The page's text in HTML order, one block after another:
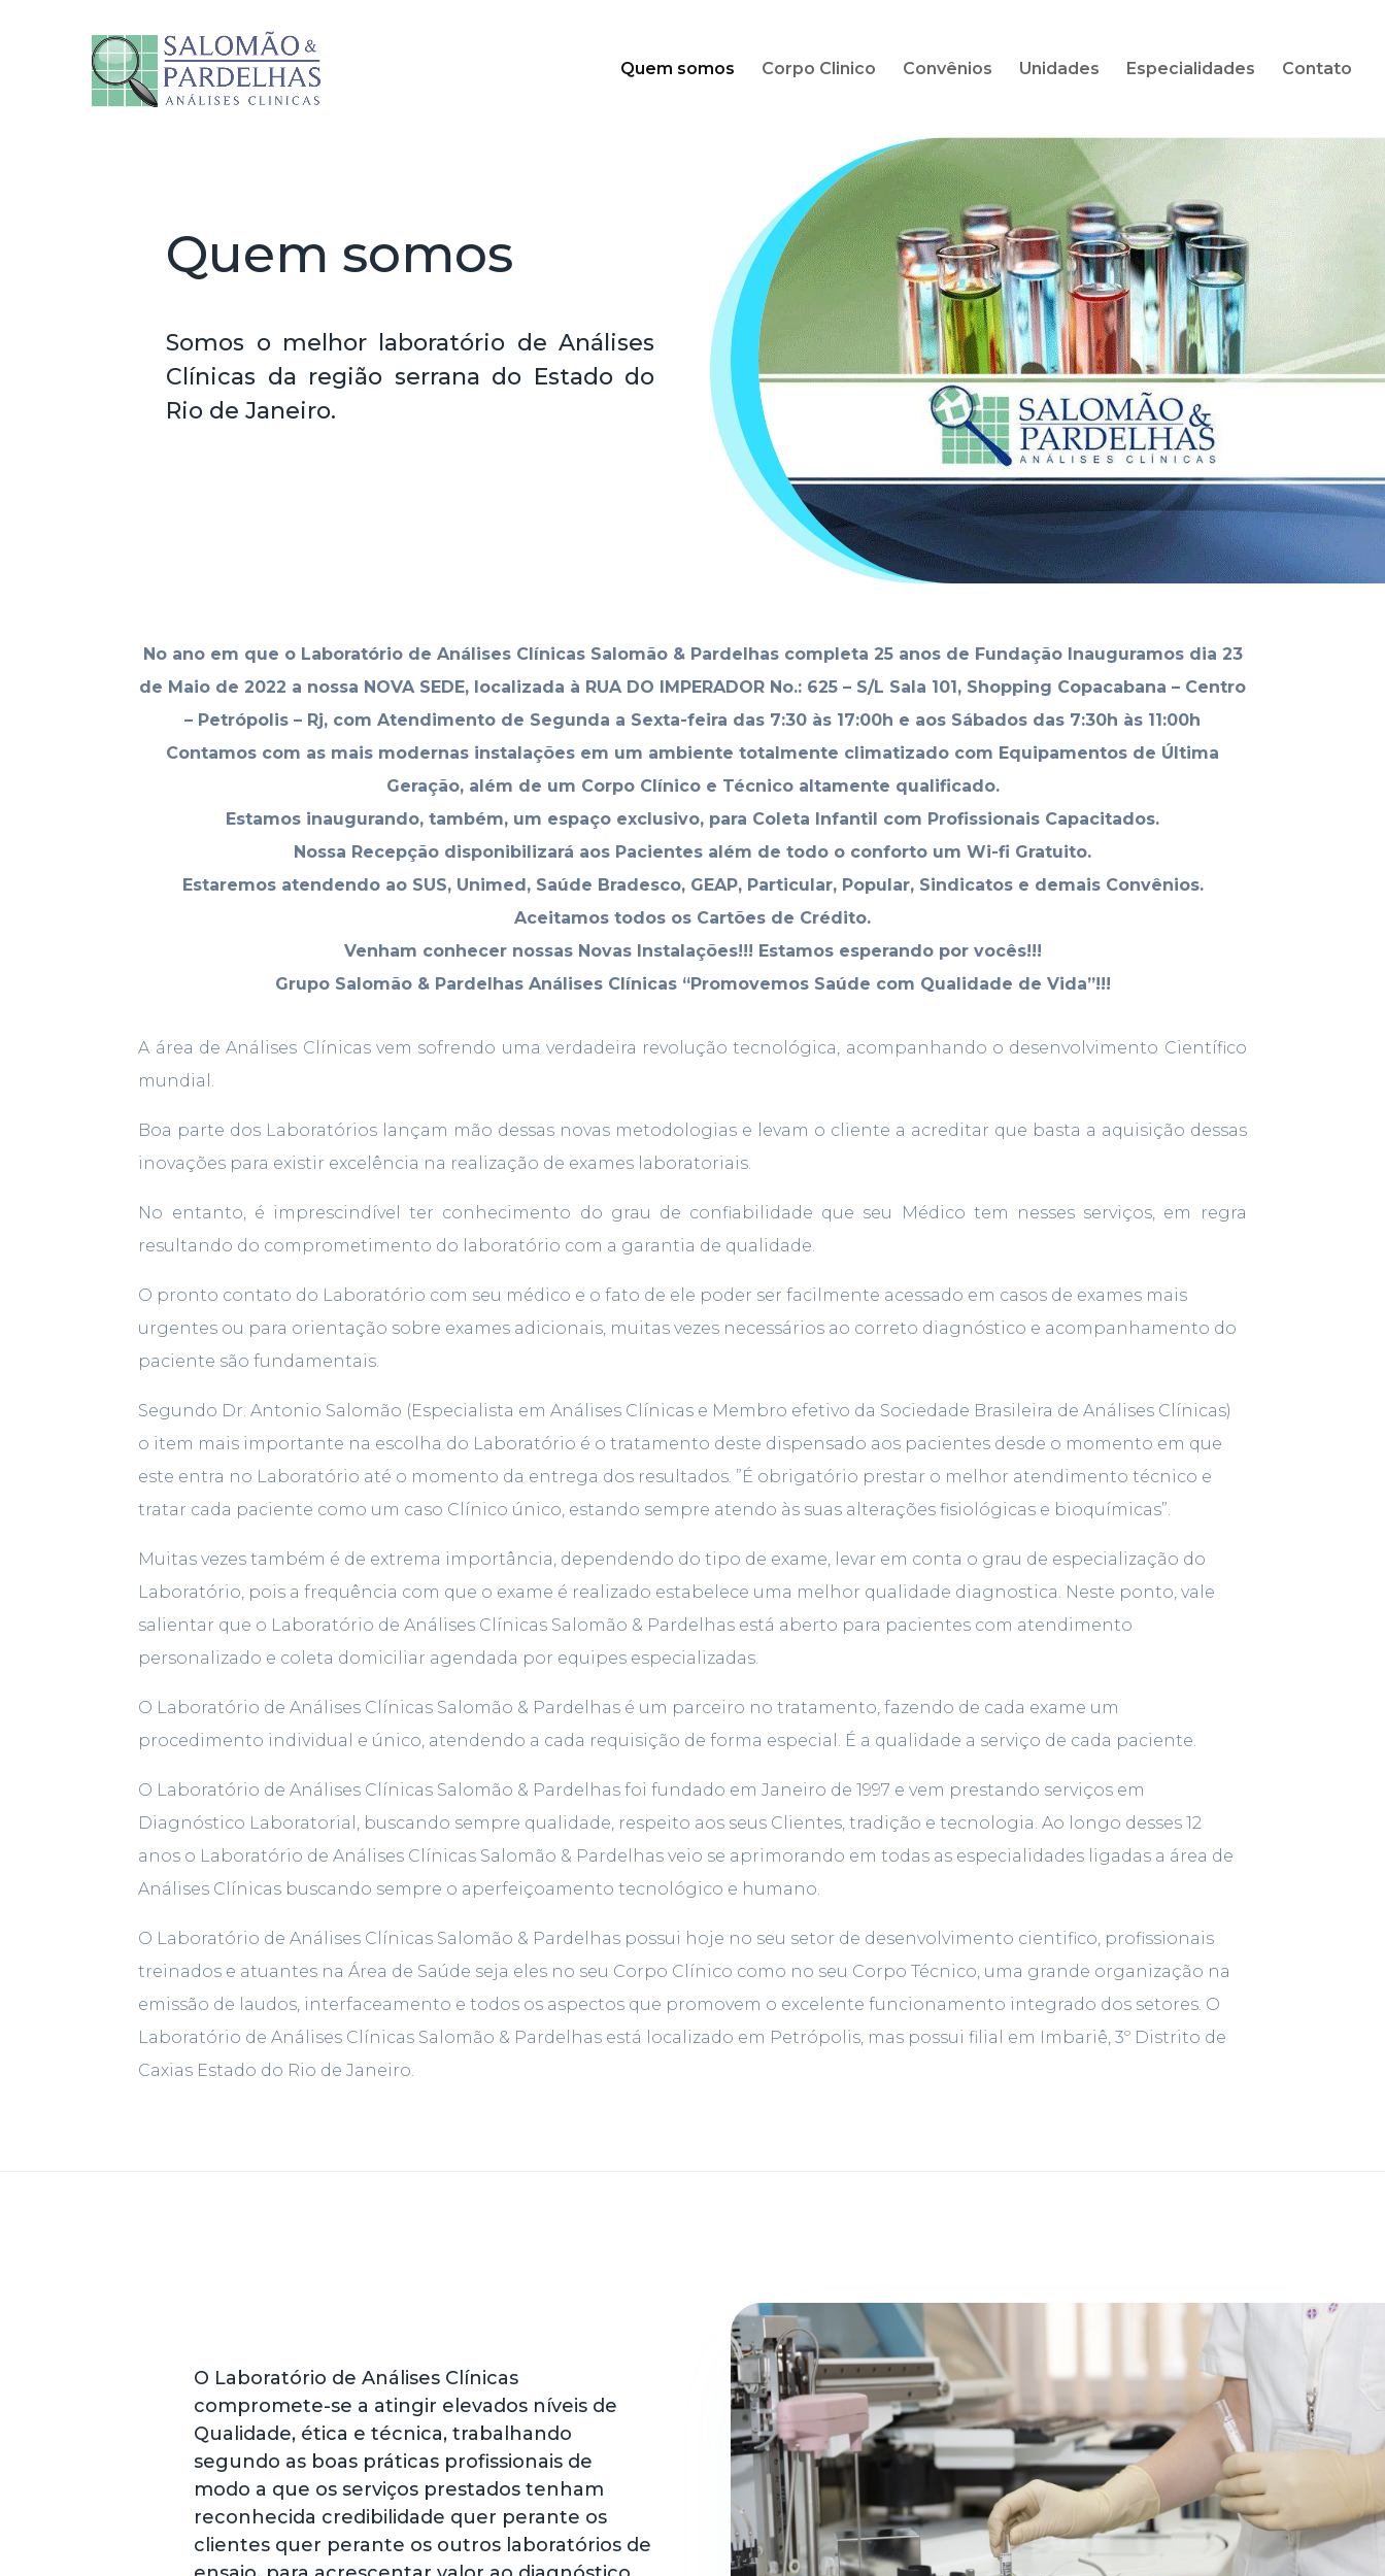
Quem somos Corpo Clinico Convênios Unidades Especialidades Contato
Quem somos
Somos o melhor laboratório de Análises
Clínicas da região serrana do Estado do
Rio de Janeiro.
No ano em que o Laboratório de Análises Clínicas Salomão & Pardelhas completa 25 anos de Fundação Inauguramos dia 23
de Maio de 2022 a nossa NOVA SEDE, localizada à RUA DO IMPERADOR No.: 625 – S/L Sala 101, Shopping Copacabana – Centro
– Petrópolis – Rj, com Atendimento de Segunda a Sexta-feira das 7:30 às 17:00h e aos Sábados das 7:30h às 11:00h
Contamos com as mais modernas instalações em um ambiente totalmente climatizado com Equipamentos de Última
Geração, além de um Corpo Clínico e Técnico altamente qualificado.
Estamos inaugurando, também, um espaço exclusivo, para Coleta Infantil com Profissionais Capacitados.
Nossa Recepção disponibilizará aos Pacientes além de todo o conforto um Wi-fi Gratuito.
Estaremos atendendo ao SUS, Unimed, Saúde Bradesco, GEAP, Particular, Popular, Sindicatos e demais Convênios.
Aceitamos todos os Cartões de Crédito.
Venham conhecer nossas Novas Instalações!!! Estamos esperando por vocês!!!
Grupo Salomão & Pardelhas Análises Clínicas “Promovemos Saúde com Qualidade de Vida”!!!
A área de Análises Clínicas vem sofrendo uma verdadeira revolução tecnológica, acompanhando o desenvolvimento Científico
mundial.
Boa parte dos Laboratórios lançam mão dessas novas metodologias e levam o cliente a acreditar que basta a aquisição dessas
inovações para existir excelência na realização de exames laboratoriais.
No entanto, é imprescindível ter conhecimento do grau de confiabilidade que seu Médico tem nesses serviços, em regra
resultando do comprometimento do laboratório com a garantia de qualidade.
O pronto contato do Laboratório com seu médico e o fato de ele poder ser facilmente acessado em casos de exames mais
urgentes ou para orientação sobre exames adicionais, muitas vezes necessários ao correto diagnóstico e acompanhamento do
paciente são fundamentais.
Segundo Dr. Antonio Salomão (Especialista em Análises Clínicas e Membro efetivo da Sociedade Brasileira de Análises Clínicas)
o item mais importante na escolha do Laboratório é o tratamento deste dispensado aos pacientes desde o momento em que
este entra no Laboratório até o momento da entrega dos resultados. ”É obrigatório prestar o melhor atendimento técnico e
tratar cada paciente como um caso Clínico único, estando sempre atendo às suas alterações fisiológicas e bioquímicas”.
Muitas vezes também é de extrema importância, dependendo do tipo de exame, levar em conta o grau de especialização do
Laboratório, pois a frequência com que o exame é realizado estabelece uma melhor qualidade diagnostica. Neste ponto, vale
salientar que o Laboratório de Análises Clínicas Salomão & Pardelhas está aberto para pacientes com atendimento
personalizado e coleta domiciliar agendada por equipes especializadas.
O Laboratório de Análises Clínicas Salomão & Pardelhas é um parceiro no tratamento, fazendo de cada exame um
procedimento individual e único, atendendo a cada requisição de forma especial. É a qualidade a serviço de cada paciente.
O Laboratório de Análises Clínicas Salomão & Pardelhas foi fundado em Janeiro de 1997 e vem prestando serviços em
Diagnóstico Laboratorial, buscando sempre qualidade, respeito aos seus Clientes, tradição e tecnologia. Ao longo desses 12
anos o Laboratório de Análises Clínicas Salomão & Pardelhas veio se aprimorando em todas as especialidades ligadas a área de
Análises Clínicas buscando sempre o aperfeiçoamento tecnológico e humano.
O Laboratório de Análises Clínicas Salomão & Pardelhas possui hoje no seu setor de desenvolvimento cientifico, profissionais
treinados e atuantes na Área de Saúde seja eles no seu Corpo Clínico como no seu Corpo Técnico, uma grande organização na
emissão de laudos, interfaceamento e todos os aspectos que promovem o excelente funcionamento integrado dos setores. O
Laboratório de Análises Clínicas Salomão & Pardelhas está localizado em Petrópolis, mas possui filial em Imbariê, 3º Distrito de
Caxias Estado do Rio de Janeiro.
O Laboratório de Análises Clínicas
compromete-se a atingir elevados níveis de
Qualidade, ética e técnica, trabalhando
segundo as boas práticas profissionais de
modo a que os serviços prestados tenham
reconhecida credibilidade quer perante os
clientes quer perante os outros laboratórios de